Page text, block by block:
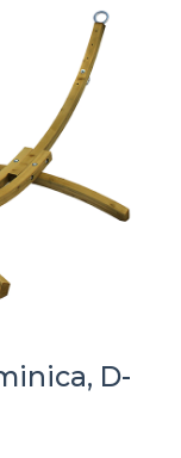
D-